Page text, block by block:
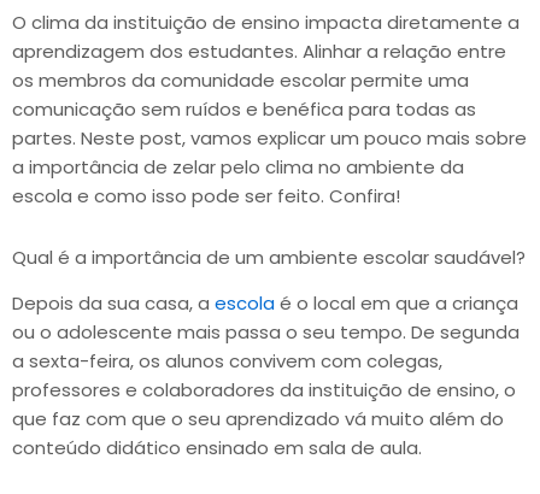
O clima da instituição de ensino impacta diretamente a
aprendizagem dos estudantes. Alinhar a relação entre
os membros da comunidade escolar permite uma
comunicação sem ruídos e benéfica para todas as
partes. Neste post, vamos explicar um pouco mais sobre
a importância de zelar pelo clima no ambiente da
escola e como isso pode ser feito. Confira!
Qual é a importância de um ambiente escolar saudável?
Depois da sua casa, a escolaé o local em que a criança
ou o adolescente mais passa o seu tempo. De segunda
a sexta-feira, os alunos convivem com colegas,
professores e colaboradores da instituição de ensino, o
que faz com que o seu aprendizado vá muito além do
conteúdo didático ensinado em sala de aula.